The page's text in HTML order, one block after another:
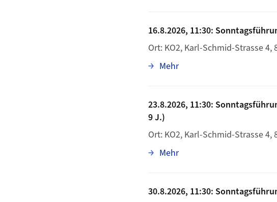
16.8.2026, 11:30:
Ort: KO2, Karl-Schmid-Strasse 4,
Mehrzu 16.8.2026, 11:30:
23.8.2026, 11:30:
9 J.)
Ort: KO2, Karl-Schmid-Strasse 4,
Mehrzu 23.8.2026, 11:30:
30.8.2026, 11:30: